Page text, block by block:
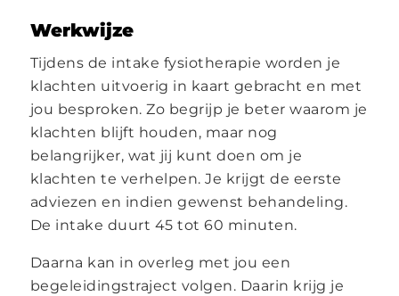
Werkwijze
Tijdens de intake fysiotherapie worden je
klachten uitvoerig in kaart gebracht en met
jou besproken. Zo begrijp je beter waarom je
klachten blijft houden, maar nog
belangrijker, wat jij kunt doen om je
klachten te verhelpen. Je krijgt de eerste
adviezen en indien gewenst behandeling.
De intake duurt 45 tot 60 minuten.
Daarna kan in overleg met jou een
begeleidingstraject volgen. Daarin krijg je